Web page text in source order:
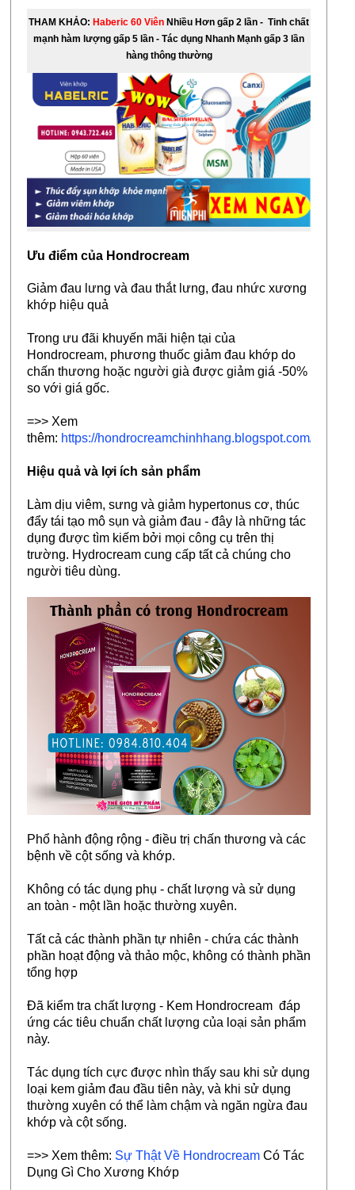
THAM KHẢO: Haberic 60 Viên Nhiều Hơn gấp 2 lần - Tinh chất
mạnh hàm lượng gấp 5 lần - Tác dụng Nhanh Mạnh gấp 3 lần
hàng thông thường
Ưu điểm của Hondrocream
Giảm đau lưng và đau thắt lưng, đau nhức xương
khớp hiệu quả
Trong ưu đãi khuyến mãi hiện tại của
Hondrocream, phương thuốc giảm đau khớp do
chấn thương hoặc người già được giảm giá -50%
so với giá gốc.
=>> Xem
thêm: https://hondrocreamchinhhang.blogspot.com/
Hiệu quả và lợi ích sản phẩm
Làm dịu viêm, sưng và giảm hypertonus cơ, thúc
đẩy tái tạo mô sụn và giảm đau - đây là những tác
dụng được tìm kiếm bởi mọi công cụ trên thị
trường. Hydrocream cung cấp tất cả chúng cho
người tiêu dùng.
Phổ hành động rộng - điều trị chấn thương và các
bệnh về cột sống và khớp.
Không có tác dụng phụ - chất lượng và sử dụng
an toàn - một lần hoặc thường xuyên.
Tất cả các thành phần tự nhiên - chứa các thành
phần hoạt động và thảo mộc, không có thành phần
tổng hợp
Đã kiểm tra chất lượng - Kem Hondrocream đáp
ứng các tiêu chuẩn chất lượng của loại sản phẩm
này.
Tác dụng tích cực được nhìn thấy sau khi sử dụng
loại kem giảm đau đầu tiên này, và khi sử dụng
thường xuyên có thể làm chậm và ngăn ngừa đau
khớp và cột sống.
=>> Xem thêm: Sự Thật Về Hondrocream Có Tác
Dụng Gì Cho Xương Khớp